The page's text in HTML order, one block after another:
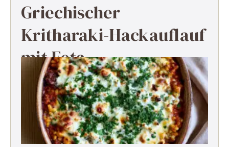
Griechischer
Kritharaki-Hackauflauf
mit Feta